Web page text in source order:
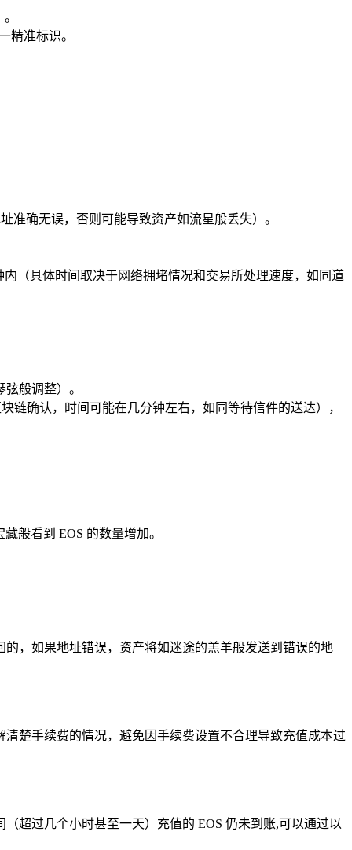
精准标识。
准确无误，否则可能导致资产如流星般丢失）。
（具体时间取决于网络拥堵情况和交易所处理速度，如同道
般调整）。
链确认，时间可能在几分钟左右，如同等待信件的送达），
般看到 EOS 的数量增加。
，如果地址错误，资产将如迷途的羔羊般发送到错误的地
楚手续费的情况，避免因手续费设置不合理导致充值成本过
超过几个小时甚至一天）充值的 EOS 仍未到账,可以通过以